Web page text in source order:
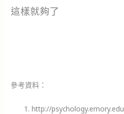
這樣就夠了
參考資料：
http://